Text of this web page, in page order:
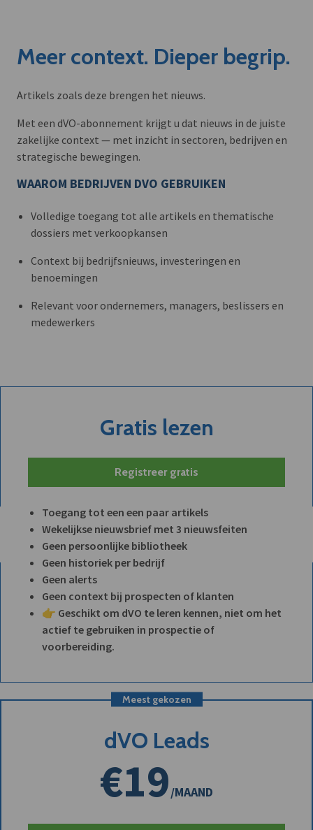
Meer context. Dieper begrip.
Artikels zoals deze brengen het nieuws.
Met een dVO-abonnement krijgt u dat nieuws in de juiste
zakelijke context — met inzicht in sectoren, bedrijven en
strategische bewegingen.
WAAROM BEDRIJVEN DVO GEBRUIKEN
Volledige toegang tot alle artikels en thematische
dossiers met verkoopkansen
Context bij bedrijfsnieuws, investeringen en
benoemingen
Relevant voor ondernemers, managers, beslissers en
medewerkers
Gratis lezen
Registreer gratis
Toegang tot een een paar artikels
Wekelijkse nieuwsbrief met 3 nieuwsfeiten
Geen persoonlijke bibliotheek
Geen historiek per bedrijf
Geen alerts
Geen context bij prospecten of klanten
👉 Geschikt om dVO te leren kennen, niet om het
actief te gebruiken in prospectie of
voorbereiding.
Meest gekozen
dVO Leads
€19/MAAND